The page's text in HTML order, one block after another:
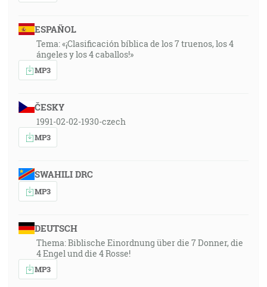
ESPAÑOL
Tema: «¡Clasificación bíblica de los 7 truenos, los 4
ángeles y los 4 caballos!»
MP3
ČESKY
1991-02-02-1930-czech
MP3
SWAHILI DRC
MP3
DEUTSCH
Thema: Biblische Einordnung über die 7 Donner, die
4 Engel und die 4 Rosse!
MP3